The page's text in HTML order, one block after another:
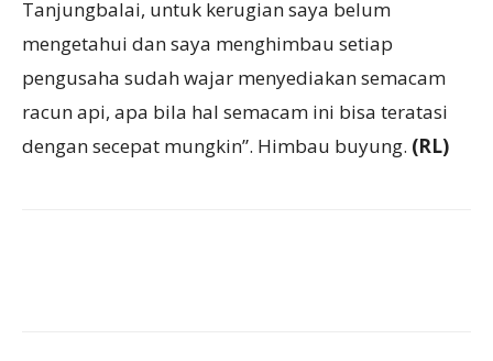
Tanjungbalai, untuk kerugian saya belum
mengetahui dan saya menghimbau setiap
pengusaha sudah wajar menyediakan semacam
racun api, apa bila hal semacam ini bisa teratasi
dengan secepat mungkin”. Himbau buyung. (RL)